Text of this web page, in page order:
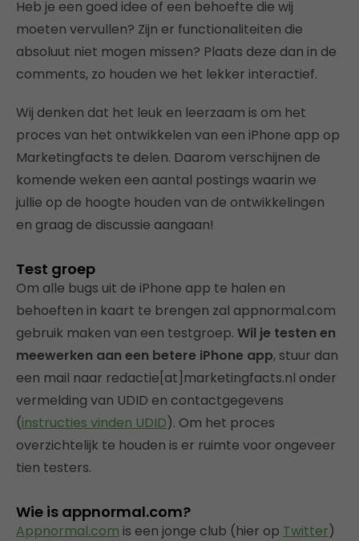
Heb je een goed idee of een behoefte die wij
moeten vervullen? Zijn er functionaliteiten die
absoluut niet mogen missen? Plaats deze dan in de
comments, zo houden we het lekker interactief.
Wij denken dat het leuk en leerzaam is om het
proces van het ontwikkelen van een iPhone app op
Marketingfacts te delen. Daarom verschijnen de
komende weken een aantal postings waarin we
jullie op de hoogte houden van de ontwikkelingen
en graag de discussie aangaan!
Test groep
Om alle bugs uit de iPhone app te halen en
behoeften in kaart te brengen zal appnormal.com
gebruik maken van een testgroep. Wil je testen en
meewerken aan een betere iPhone app, stuur dan
een mail naar redactie[at]marketingfacts.nl onder
vermelding van UDID en contactgegevens
(instructies vinden UDID). Om het proces
overzichtelijk te houden is er ruimte voor ongeveer
tien testers.
Wie is appnormal.com?
Appnormal.com is een jonge club (hier op Twitter)